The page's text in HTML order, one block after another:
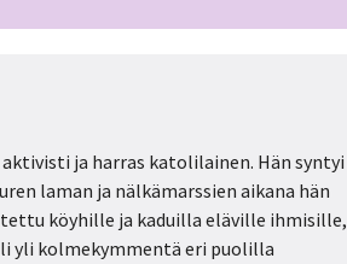
ja harras katolilainen. Hän syntyi
laman ja nälkämarssien aikana hän
köyhille ja kaduilla eläville ihmisille,
yli kolmekymmentä eri puolilla